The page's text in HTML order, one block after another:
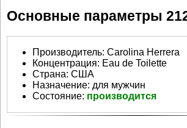
Основные параметры
Производитель: Carolina Herrera
Концентрация: Eau de Toilette
Страна: США
Назначение: для мужчин
Состояние: производится